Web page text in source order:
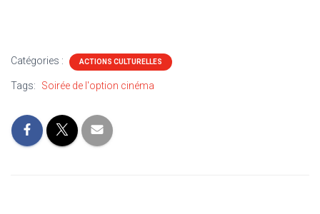
Catégories : ACTIONS CULTURELLES
Tags: Soirée de l'option cinéma